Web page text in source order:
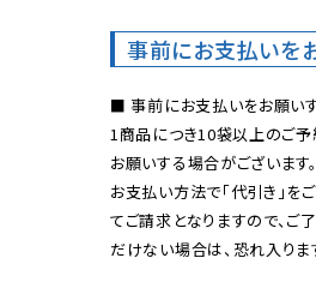
事前にお支払いを
■ 事前にお支払いをお願い
1商品につき10袋以上のご
お願いする場合がございます
お支払い方法で「代引き」を
てご請求となりますので、ご
だけない場合は、恐れ入りま